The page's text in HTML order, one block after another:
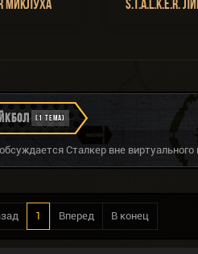
Миклуха S.T.A.L.K.E.R.
(1 ТЕМА)
Сталкер вне
1 Вперед В конец